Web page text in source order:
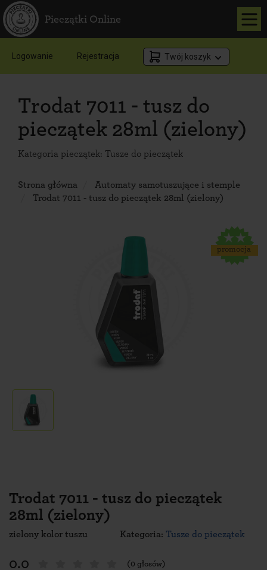
Pieczątki Online
Logowanie Rejestracja Twój koszyk
Trodat 7011 - tusz do
pieczątek 28ml (zielony)
Kategoria pieczątek: Tusze do pieczątek
Strona główna
Automaty samotuszujące i stemple
Trodat 7011 - tusz do pieczątek 28ml (zielony)
promocja
Trodat 7011 - tusz do pieczątek
28ml (zielony)
zielony kolor tuszu Kategoria: Tusze do pieczątek
0.0
(0 głosów)